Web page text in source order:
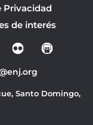
Privacidad
de interés
Santo Domingo,